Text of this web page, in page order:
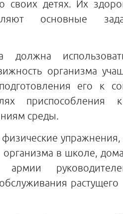
своих детях. Их
основные
должна
организма
его к
приспособления к
среды.
в школе,
армии